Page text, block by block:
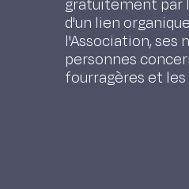
gratuitement par
d'un lien
l'Association,
personnes
fourragères et les